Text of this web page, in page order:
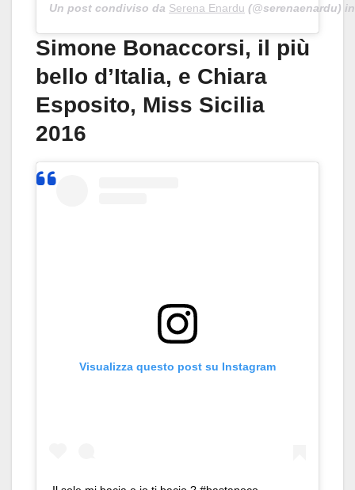
Un post condiviso da Serena Enardu (@serenaenardu)
Simone Bonaccorsi, il più
bello d’Italia, e Chiara
Esposito, Miss Sicilia
2016
Visualizza questo post su Instagram